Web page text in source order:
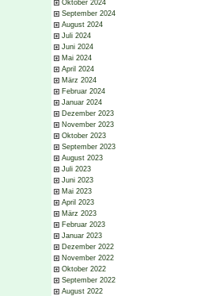
Oktober 2024
September 2024
August 2024
Juli 2024
Juni 2024
Mai 2024
April 2024
März 2024
Februar 2024
Januar 2024
Dezember 2023
November 2023
Oktober 2023
September 2023
August 2023
Juli 2023
Juni 2023
Mai 2023
April 2023
März 2023
Februar 2023
Januar 2023
Dezember 2022
November 2022
Oktober 2022
September 2022
August 2022